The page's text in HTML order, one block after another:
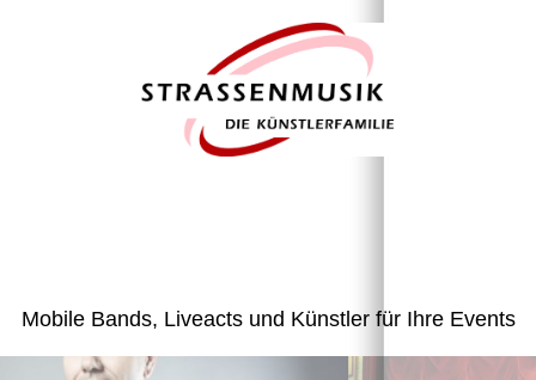
Mobile Bands, Liveacts und Künstler für Ihre Events